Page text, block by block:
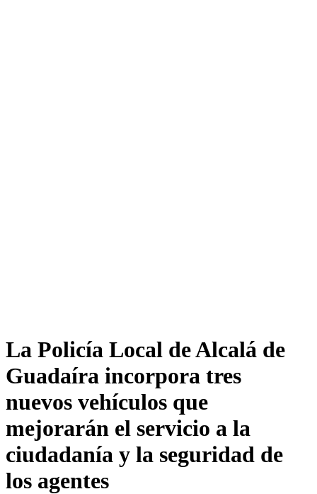
La Policía Local de Alcalá de
Guadaíra incorpora tres
nuevos vehículos que
mejorarán el servicio a la
ciudadanía y la seguridad de
los agentes